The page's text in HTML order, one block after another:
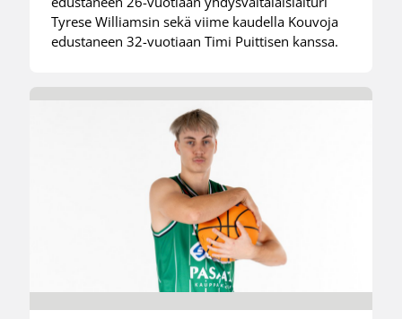
Tyrese Williamsin sekä viime kaudella Kouvoja
edustaneen 32-vuotiaan Timi Puittisen kanssa.